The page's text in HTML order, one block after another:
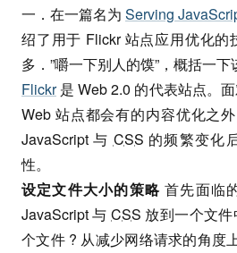
一．在一篇名为 Serving
绍了用于 Flickr 站点应用优化的
多．”嚼一下别人的馍”，概括一下
Flickr是 Web 2.0 的代表站点。
Web 站点都会有的内容优化之
JavaScript 与 CSS 的频繁变化
性。
设定文件大小的策略首先面临
JavaScript 与CSS 放到一个文
个文件 ? 从减少网络请求的角度